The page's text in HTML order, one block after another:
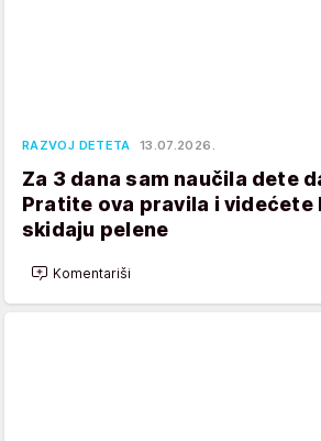
RAZVOJ DETETA 13.07.2026.
Za 3 dana sam naučila dete
Pratite ova pravila i videćete
skidaju pelene
Komentariši